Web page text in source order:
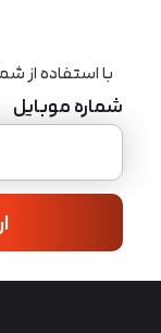
با استفاده از
شماره موبایل